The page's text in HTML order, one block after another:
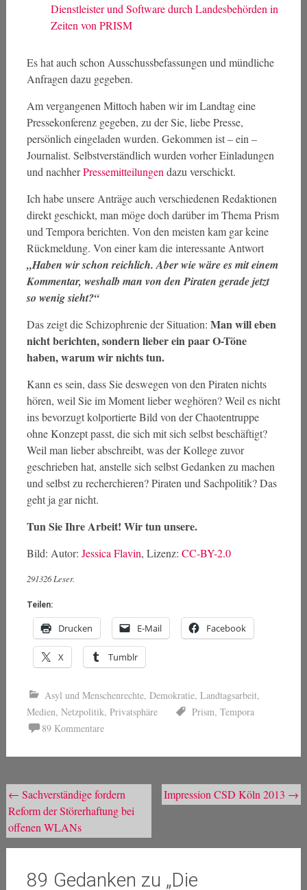
Dienstleister und Software durch Landesbehörden in
Zeiten von PRISM
Es hat auch schon Ausschussbefassungen und mündliche
Anfragen dazu gegeben.
Am vergangenen Mittoch haben wir im Landtag eine
Pressekonferenz gegeben, zu der Sie, liebe Presse,
persönlich eingeladen wurden. Gekommen ist – ein –
Journalist. Selbstverständlich wurden vorher Einladungen
und nachherPressemitteilungen dazu verschickt.
Ich habe unsere Anträge auch verschiedenen Redaktionen
direkt geschickt, man möge doch darüber im Thema Prism
und Tempora berichten. Von den meisten kam gar keine
Rückmeldung. Von einer kam die interessante Antwort
„Haben wir schon reichlich. Aber wie wäre es mit einem
Kommentar, weshalb man von den Piraten gerade jetzt
so wenig sieht?“
Das zeigt die Schizophrenie der Situation: Man will eben
nicht berichten, sondern lieber ein paar O-Töne
haben, warum wir nichts tun.
Kann es sein, dass Sie deswegen von den Piraten nichts
hören, weil Sie im Moment lieber weghören? Weil es nicht
ins bevorzugt kolportierte Bild von der Chaotentruppe
ohne Konzept passt, die sich mit sich selbst beschäftigt?
Weil man lieber abschreibt, was der Kollege zuvor
geschrieben hat, anstelle sich selbst Gedanken zu machen
und selbst zu recherchieren? Piraten und Sachpolitik? Das
geht ja gar nicht.
Tun Sie Ihre Arbeit! Wir tun unsere.
Bild: Autor: Jessica Flavin, Lizenz: CC-BY-2.0
291326 Leser.
Teilen:
Drucken E-Mail Facebook
X Tumblr
Asyl und Menschenrechte, Demokratie, Landtagsarbeit,
Medien, Netzpolitik, Privatsphäre Prism, Tempora
89 Kommentare
Beitragsnavigation
← Sachverständige fordern
Reform der Störerhaftung bei
offenen WLANs
Impression CSD Köln 2013 →
89 Gedanken zu „Die